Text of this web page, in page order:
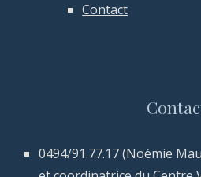
Contact
0494/91.77.17(Noémie